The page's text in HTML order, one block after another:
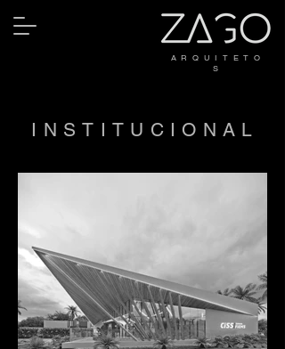
A R Q U I T E T O
S
INSTITUCIONAL